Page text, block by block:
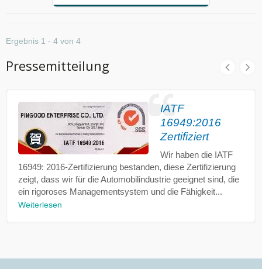
Ergebnis 1 - 4 von 4
Pressemitteilung
IATF
16949:2016
Zertifiziert
Wir haben die IATF
16949: 2016-Zertifizierung bestanden, diese Zertifizierung
zeigt, dass wir für die Automobilindustrie geeignet sind, die
ein rigoroses Managementsystem und die Fähigkeit...
Weiterlesen